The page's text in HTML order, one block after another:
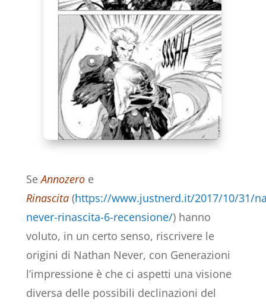
SeAnnozero e
Rinascita (https://www.justnerd.it/2017/10/31/
never-rinascita-6-recensione/) hanno
voluto, in un certo senso, riscrivere le
origini di Nathan Never, con Generazioni
l’impressione è che ci aspetti una visione
diversa delle possibili declinazioni del